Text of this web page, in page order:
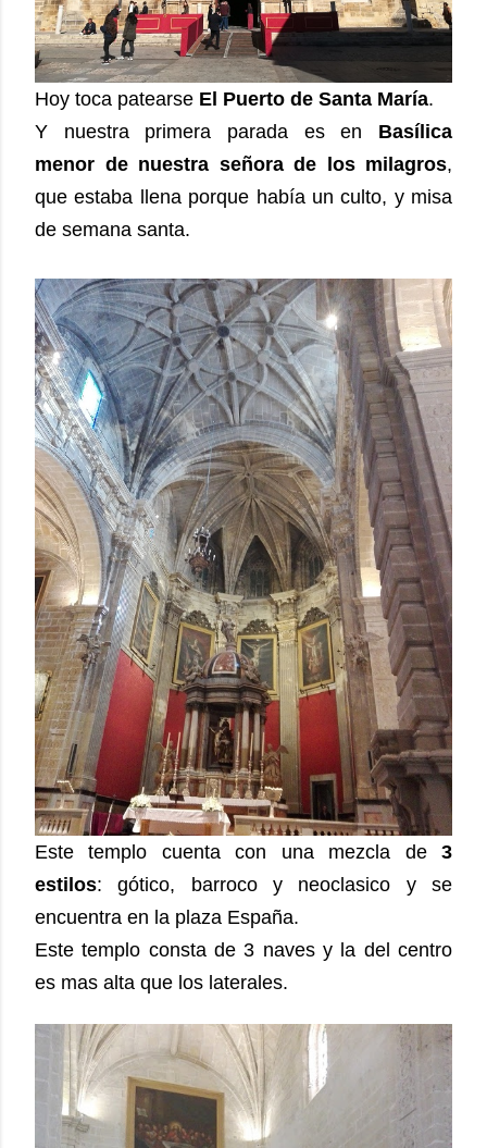
Hoy toca patearse El Puerto de Santa María.
Y nuestra primera parada es en Basílica
menor de nuestra señora de los milagros,
que estaba llena porque había un culto, y misa
de semana santa.
Este templo cuenta con una mezcla de 3
estilos: gótico, barroco y neoclasico y se
encuentra en la plaza España.
Este templo consta de 3 naves y la del centro
es mas alta que los laterales.